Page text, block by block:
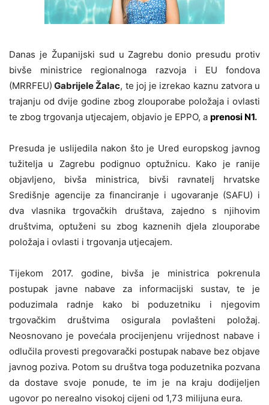
Danas je Županijski sud u Zagrebu donio presudu protiv
bivše ministrice regionalnoga razvoja i EU fondova
(MRRFEU) Gabrijele Žalac, te joj je izrekao kaznu zatvora u
trajanju od dvije godine zbog zlouporabe položaja i ovlasti
te zbog trgovanja utjecajem, objavio je EPPO, a prenosi N1.
Presuda je uslijedila nakon što je Ured europskog javnog
tužitelja u Zagrebu podignuo optužnicu. Kako je ranije
objavljeno, bivša ministrica, bivši ravnatelj hrvatske
Središnje agencije za financiranje i ugovaranje (SAFU) i
dva vlasnika trgovačkih društava, zajedno s njihovim
društvima, optuženi su zbog kaznenih djela zlouporabe
položaja i ovlasti i trgovanja utjecajem.
Tijekom 2017. godine, bivša je ministrica pokrenula
postupak javne nabave za informacijski sustav, te je
poduzimala radnje kako bi poduzetniku i njegovim
trgovačkim društvima osigurala povlašteni položaj.
Neosnovano je povećala procijenjenu vrijednost nabave i
odlučila provesti pregovarački postupak nabave bez objave
javnog poziva. Potom su društva toga poduzetnika pozvana
da dostave svoje ponude, te im je na kraju dodijeljen
ugovor po nerealno visokoj cijeni od 1,73 milijuna eura.